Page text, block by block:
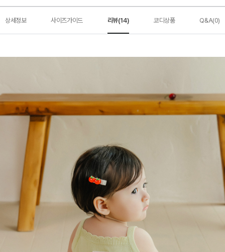
상세정보 사이즈가이드 리뷰(14) 코디상품 Q&A(0)